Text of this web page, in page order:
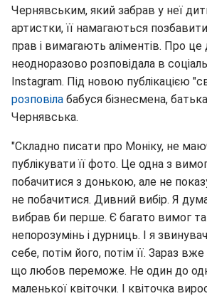
Чернявським, який забрав у неї
артистки, її намагаються
прав і вимагають аліментів. Про це
неодноразово розповідала в
Instagram. Під новою публікацією
розповіла бабуся бізнесмена,
Чернявська.
"Складно писати про Моніку, не
публікувати її фото. Це одна з
побачитися з донькою, але не
не побачитися. Дивний вибір. Я
вибрав би перше. Є багато вимог
непорозумінь і дурниць. І я
себе, потім його, потім її. Зараз вже
що любов переможе. Не один до
маленької квіточки. І квіточка